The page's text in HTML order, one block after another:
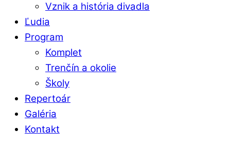
Vznik a história divadla
Ľudia
Program
Komplet
Trenčín a okolie
Školy
Repertoár
Galéria
Kontakt